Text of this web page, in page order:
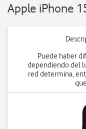
Apple iPhone
Puede haber
dependiendo del
red determina,